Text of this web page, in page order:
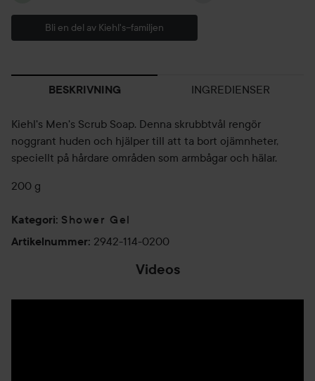
Bli en del av Kiehl's--familjen
BESKRIVNING INGREDIENSER
Kiehl's Men's Scrub Soap. Denna skrubbtvål rengör
noggrant huden och hjälper till att ta bort ojämnheter,
speciellt på hårdare områden som armbågar och hälar.
200 g
Kategori: Shower Gel
Artikelnummer: 2942-114-0200
Videos